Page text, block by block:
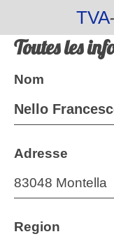
TVA
Toutes les
Nom
Nello
Adresse
83048 Montella
Region